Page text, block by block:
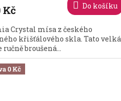
Kč Do košíku
Crystal mísa z českého
křišťálového skla. Tato velká
broušená...
0 Kč